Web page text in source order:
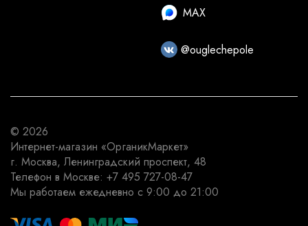
MAX
@ouglechepole
© 2026
Интернет-магазин «ОрганикМаркет»
г. Москва, Ленинградский проспект, 48
Телефон в Москве: +7 495 727-08-47
Мы работаем ежедневно с 9:00 до 21:00